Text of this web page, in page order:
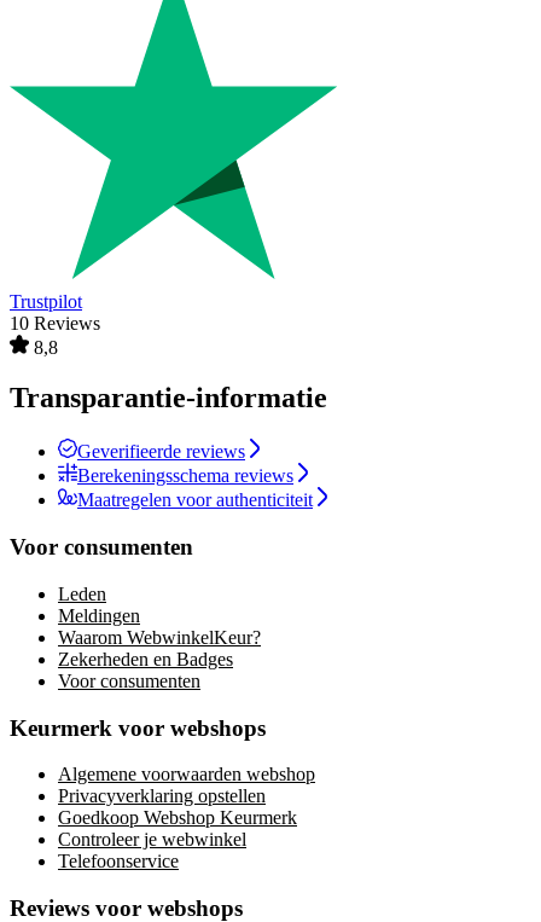
Trustpilot
10 Reviews
8,8
Transparantie-informatie
Geverifieerde reviews
Berekeningsschema reviews
Maatregelen voor authenticiteit
Voor consumenten
Leden
Meldingen
Waarom WebwinkelKeur?
Zekerheden en Badges
Voor consumenten
Keurmerk voor webshops
Algemene voorwaarden webshop
Privacyverklaring opstellen
Goedkoop Webshop Keurmerk
Controleer je webwinkel
Telefoonservice
Reviews voor webshops